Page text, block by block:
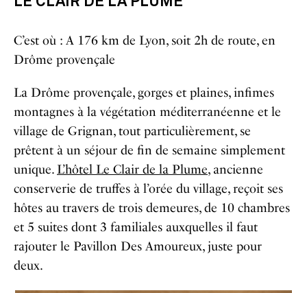
C’est où : A 176 km de Lyon, soit 2h de route, en
Drôme provençale
La Drôme provençale, gorges et plaines, infimes
montagnes à la végétation méditerranéenne et le
village de Grignan, tout particulièrement, se
prêtent à un séjour de fin de semaine simplement
unique. L’hôtel Le Clair de la Plume, ancienne
conserverie de truffes à l’orée du village, reçoit ses
hôtes au travers de trois demeures, de 10 chambres
et 5 suites dont 3 familiales auxquelles il faut
rajouter le Pavillon Des Amoureux, juste pour
deux.